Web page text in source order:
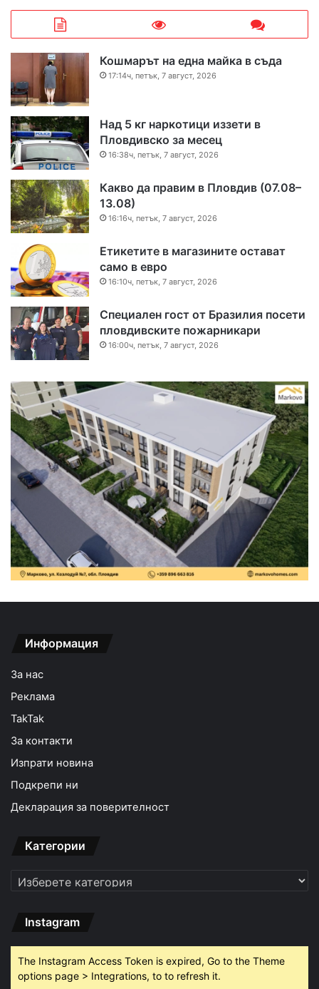
Кошмарът на една майка в съда
17:14ч, петък, 7 август, 2026
Над 5 кг наркотици иззети в
Пловдивско за месец
16:38ч, петък, 7 август, 2026
Какво да правим в Пловдив (07.08–
13.08)
16:16ч, петък, 7 август, 2026
Етикетите в магазините остават
само в евро
16:10ч, петък, 7 август, 2026
Специален гост от Бразилия посети
пловдивските пожарникари
16:00ч, петък, 7 август, 2026
Информация
За нас
Реклама
TakTak
За контакти
Изпрати новина
Подкрепи ни
Декларация за поверителност
Категории
Категории
Instagram
The Instagram Access Token is expired, Go to the Theme
options page > Integrations, to to refresh it.